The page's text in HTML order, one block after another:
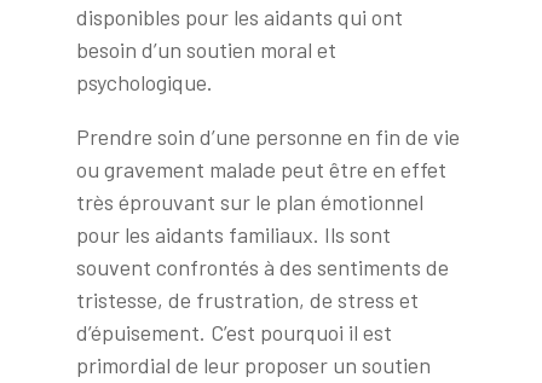
disponibles pour les aidants qui ont
besoin d’un soutien moral et
psychologique.
Prendre soin d’une personne en fin de vie
ou gravement malade peut être en effet
très éprouvant sur le plan émotionnel
pour les aidants familiaux. Ils sont
souvent confrontés à des sentiments de
tristesse, de frustration, de stress et
d’épuisement. C’est pourquoi il est
primordial de leur proposer un soutien